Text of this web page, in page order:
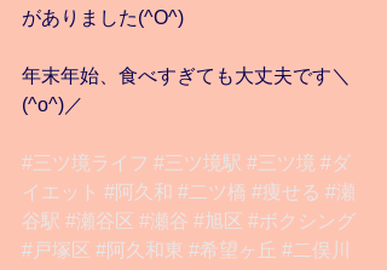
がありました(^O^)
年末年始、食べすぎても大丈夫です＼
(^o^)／
#三ツ境ライフ #三ツ境駅 #三ツ境 #ダ
イエット #阿久和 #二ツ橋 #痩せる #瀬
谷駅 #瀬谷区 #瀬谷 #旭区 #ボクシング
#戸塚区 #阿久和東 #希望ヶ丘 #二俣川